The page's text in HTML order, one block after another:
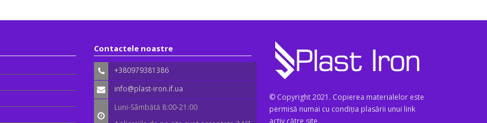
Contactele noastre
+380979381386
info@plast-iron.if.ua
Luni-Sâmbătă 8:00-21:00
© Copyright 2021. Copierea materialelor este
permisă numai cu condiția plasării unui link
activ către site.